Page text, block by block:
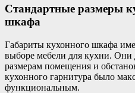
Стандартные размеры
шкафа
Габариты кухонного шкафа
выборе мебели для кухни. Они
размерам помещения и
кухонного гарнитура было
функциональным.